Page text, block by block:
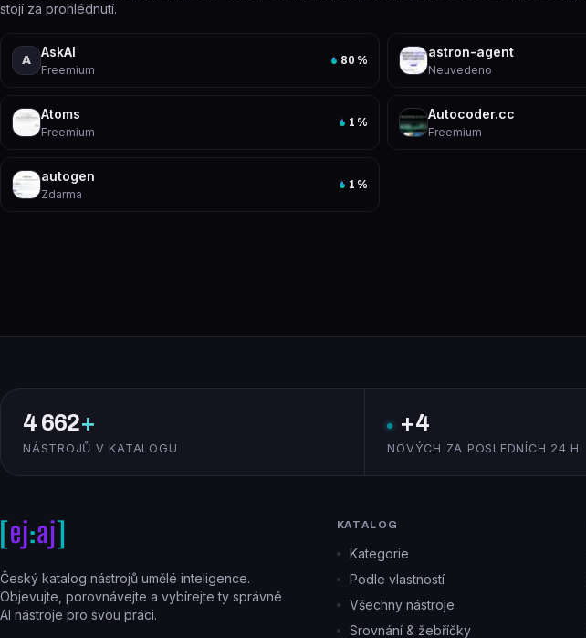
stojí za prohlédnutí.
A
AskAI
Freemium
80 %
astron-agent
Neuvedeno
Atoms
Freemium
1 %
Autocoder.cc
Freemium
autogen
Zdarma
1 %
4 662+
NÁSTROJŮ V KATALOGU
+4
NOVÝCH ZA POSLEDNÍCH 24 H
Český katalog nástrojů umělé inteligence.
Objevujte, porovnávejte a vybírejte ty správné
AI nástroje pro svou práci.
KATALOG
Kategorie
Podle vlastností
Všechny nástroje
Srovnání & žebříčky